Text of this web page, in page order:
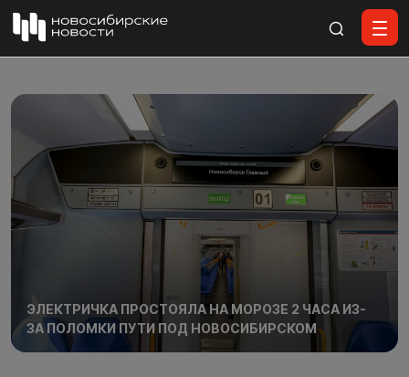
ЭЛЕКТРИЧКА ПРОСТОЯЛА НА МОРОЗЕ 2 ЧАСА ИЗ-
ЗА ПОЛОМКИ ПУТИ ПОД НОВОСИБИРСКОМ